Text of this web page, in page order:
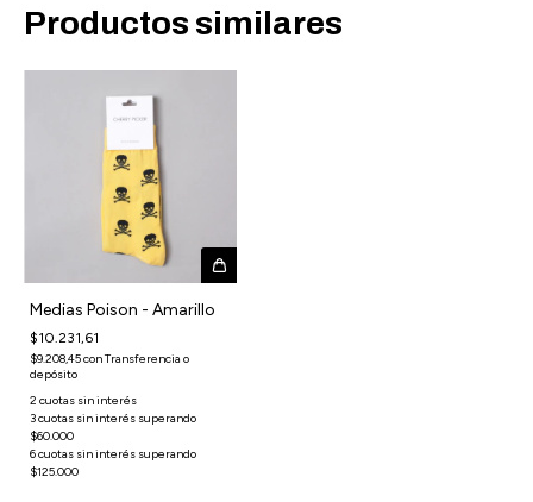
Productos similares
Medias Poison - Amarillo
$10.231,61
$9.208,45conTransferencia o
depósito